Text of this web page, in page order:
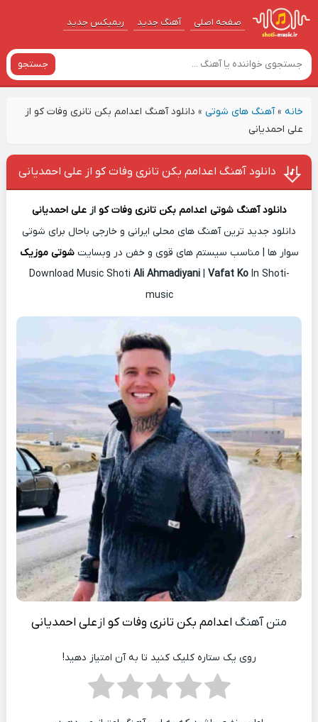
صفحه اصلی آهنگ‌ جدید ریمیکس جدید
جستجو
خانه»آهنگ های شوتی» دانلود آهنگ اعدامم بکن تانری وفات کو از
علی احمدیانی
دانلود آهنگ اعدامم بکن تانری وفات کو از علی احمدیانی
دانلود آهنگ شوتی اعدامم بکن تانری وفات کو ازعلی احمدیانی
دانلود جدید ترین آهنگ های محلی ایرانی و خارجی باحال برای شوتی
سوار ها | مناسب سیستم های قوی و خفن در وبسایتشوتی موزیک
Download Music Shoti Ali Ahmadiyani| Vafat KoIn Shoti-
music
متن آهنگ اعدامم بکن تانری وفات کو از علی احمدیانی
روی یک ستاره کلیک کنید تا به آن امتیاز دهید!